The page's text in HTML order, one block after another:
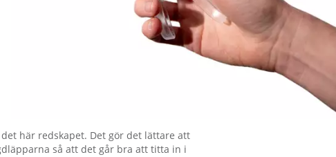
här redskapet. Det gör det lättare att
så att det går bra att titta in i